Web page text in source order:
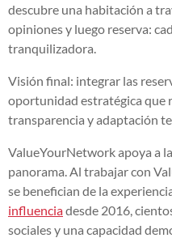
descubre una habitación a
opiniones y luego reserva:
tranquilizadora.
Visión final: integrar las
oportunidad estratégica que
transparencia y adaptación
ValueYourNetwork apoya a
panorama. Al trabajar con
se benefician de la
influenciadesde 2016,
sociales y una capacidad